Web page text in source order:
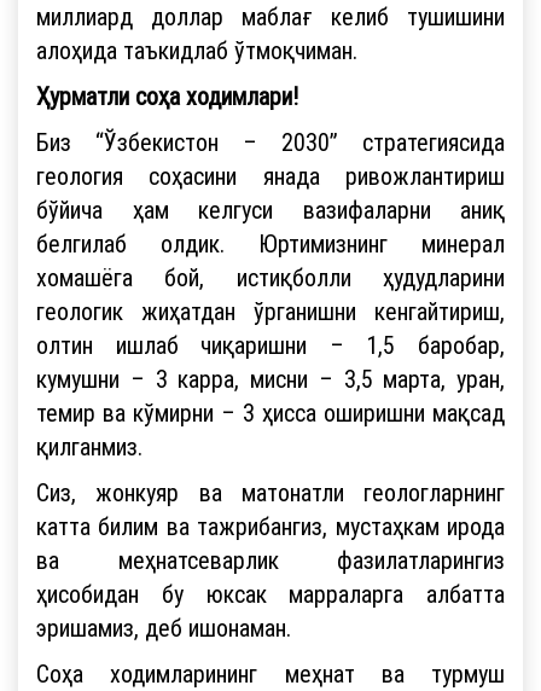
миллиард доллар маблағ келиб тушишини
алоҳида таъкидлаб ўтмоқчиман.
Ҳурматли соҳа ходимлари!
Биз “Ўзбекистон – 2030” стратегиясида
геология соҳасини янада ривожлантириш
бўйича ҳам келгуси вазифаларни аниқ
белгилаб олдик. Юртимизнинг минерал
хомашёга бой, истиқболли ҳудудларини
геологик жиҳатдан ўрганишни кенгайтириш,
олтин ишлаб чиқаришни – 1,5 баробар,
кумушни – 3 карра, мисни – 3,5 марта, уран,
темир ва кўмирни – 3 ҳисса оширишни мақсад
қилганмиз.
Сиз, жонкуяр ва матонатли геологларнинг
катта билим ва тажрибангиз, мустаҳкам ирода
ва меҳнатсеварлик фазилатларингиз
ҳисобидан бу юксак марраларга албатта
эришамиз, деб ишонаман.
Соҳа ходимларининг меҳнат ва турмуш